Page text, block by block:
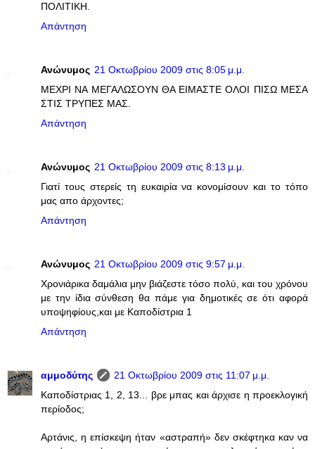
ΠΟΛΙΤΙΚΗ.
Απάντηση
Ανώνυμος 21 Οκτωβρίου 2009 στις 8:05 μ.μ.
ΜΕΧΡΙ ΝΑ ΜΕΓΑΛΩΣΟΥΝ ΘΑ ΕΙΜΑΣΤΕ ΟΛΟΙ ΠΙΣΩ ΜΕΣΑ
ΣΤΙΣ ΤΡΥΠΕΣ ΜΑΣ.
Απάντηση
Ανώνυμος 21 Οκτωβρίου 2009 στις 8:13 μ.μ.
Γιατί τους στερείς τη ευκαιρία να κονομίσουν και το τόπο
μας απο άρχοντες;
Απάντηση
Ανώνυμος 21 Οκτωβρίου 2009 στις 9:57 μ.μ.
Χρονιάρικα δαμάλια μην βιάζεστε τόσο πολύ, και του χρόνου
με την ίδια σύνθεση θα πάμε για δημοτικές σε ότι αφορά
υποψηφίους,και με Καποδίστρια 1
Απάντηση
αμμοδύτης
21 Οκτωβρίου 2009 στις 11:07 μ.μ.
Καποδίστριας 1, 2, 13... βρε μπας και άρχισε η προεκλογική
περίοδος;
Αρτάνις, η επίσκεψη ήταν «αστραπή» δεν σκέφτηκα καν να